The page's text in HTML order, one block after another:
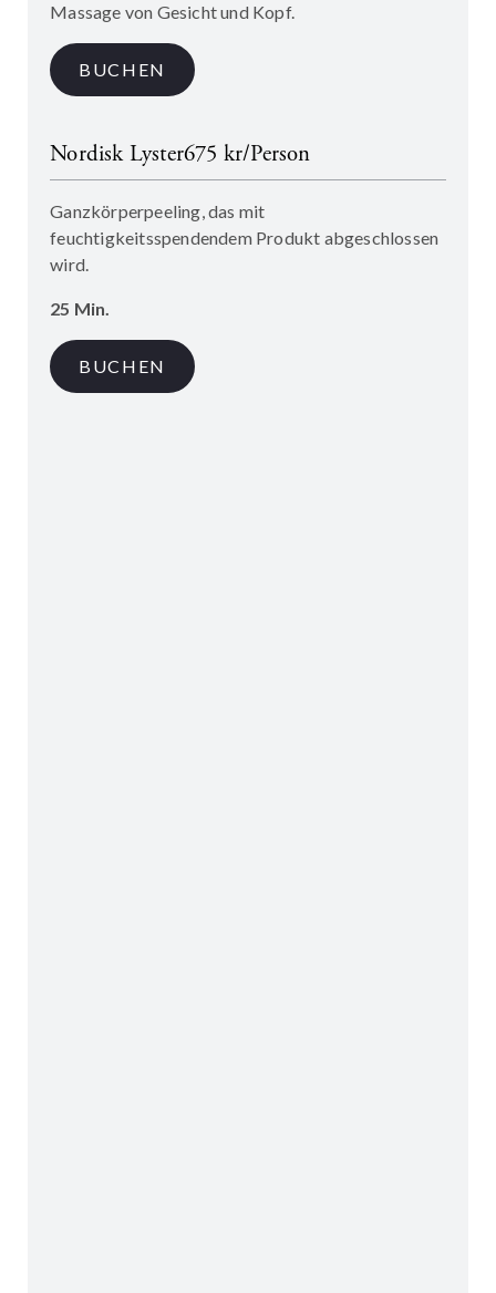
Massage von Gesicht und Kopf.
BUCHEN
Nordisk Lyster675 kr/Person
Ganzkörperpeeling, das mit
feuchtigkeitsspendendem Produkt abgeschlossen
wird.
25 Min.
BUCHEN